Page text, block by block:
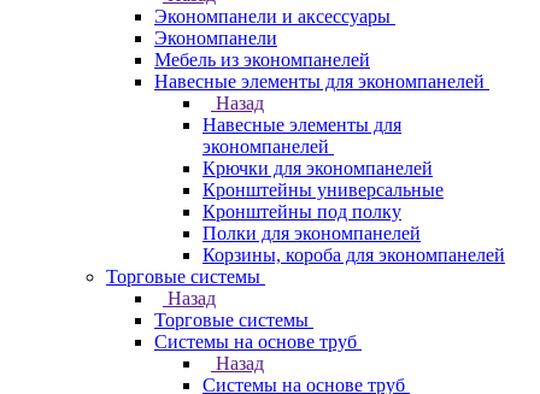
Экономпанели и аксессуары
Экономпанели
Мебель из экономпанелей
Навесные элементы для экономпанелей
Назад
Навесные элементы для
экономпанелей
Крючки для экономпанелей
Кронштейны универсальные
Кронштейны под полку
Полки для экономпанелей
Корзины, короба для экономпанелей
Торговые системы
Назад
Торговые системы
Системы на основе труб
Назад
Системы на основе труб